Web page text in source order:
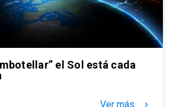
el Sol está cada
Ver más keyboard_arrow_right